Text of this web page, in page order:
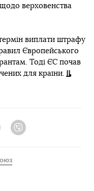
верховенства
виплати штрафу
Європейського
Тоді ЄС почав
для країни.
Telegram